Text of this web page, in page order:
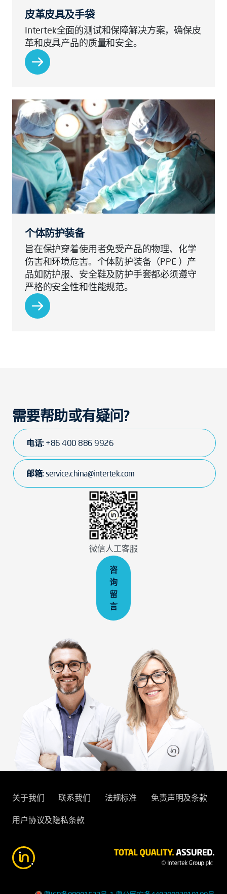
皮革皮具及手袋
Intertek全面的测试和保障解决方案，确保皮
革和皮具产品的质量和安全。
个体防护装备
旨在保护穿着使用者免受产品的物理、化学
伤害和环境危害。个体防护装备（PPE ）产
品如防护服、安全鞋及防护手套都必须遵守
严格的安全性和性能规范。
需要帮助或有疑问?
电话: +86 400 886 9926
邮箱:service.china@intertek.com
微信人工客服
咨
询
留
言
关于我们 联系我们 法规标准 免责声明及条款
用户协议及隐私条款